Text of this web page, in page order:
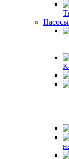
Насосы